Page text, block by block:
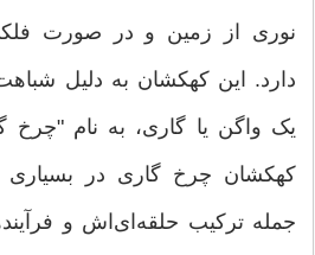
نوری از زمین و در صورت
دارد. این کهکشان به دلیل
یک واگن یا گاری، به نام "چرخ
کهکشان چرخ گاری در بسیاری
جمله ترکیب حلقه‌ای‌اش و